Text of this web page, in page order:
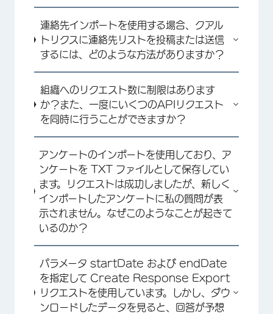
連絡先インポートを使用する場合、クアル
トリクスに連絡先リストを投稿または送信
するには、どのような方法がありますか？
組織へのリクエスト数に制限はあります
か？また、一度にいくつのAPIリクエスト
を同時に行うことができますか？
アンケートのインポートを使用しており、ア
ンケートを TXT ファイルとして保存してい
ます。リクエストは成功しましたが、新しく
インポートしたアンケートに私の質問が表
示されません。なぜこのようなことが起きて
いるのか？
パラメータ startDate および endDate
を指定して Create Response Export
リクエストを使用しています。しかし、ダウ
ンロードしたデータを見ると、回答が予想